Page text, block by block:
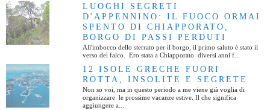
LUOGHI SEGRETI
D'APPENNINO: IL FUOCO ORMAI
SPENTO DI CHIAPPORATO,
BORGO DI PASSI PERDUTI
All'imbocco dello sterrato per il borgo, il primo saluto è stato il
verso del falco. Ero stata a Chiapporato diversi anni f...
12 ISOLE GRECHE FUORI
ROTTA, INSOLITE E SEGRETE
Non so voi, ma in questo periodo a me viene già voglia di
organizzare le prossime vacanze estive. Il che significa
aggiungere a...